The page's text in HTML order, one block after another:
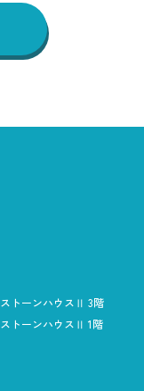
ストーンハウスⅡ 3階
ストーンハウスⅡ 1階